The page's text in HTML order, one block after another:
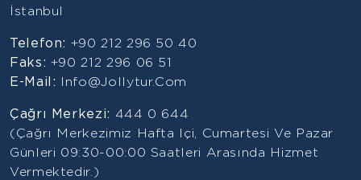
İstanbul
Telefon: +90 212 296 50 40
Faks: +90 212 296 06 51
E-Mail: Info@jollytur.com
Çağrı Merkezi: 444 0 644
(Çağrı Merkezimiz Hafta Içi, Cumartesi Ve Pazar
Günleri 09:30-00:00 Saatleri Arasında Hizmet
Vermektedir.)